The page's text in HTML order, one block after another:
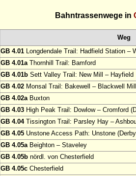
Bahntrassenwege in
Weg
GB 4.01 Longdendale Trail: Hadfield Station –
GB 4.01aThornhill Trail: Bamford
GB 4.01b Sett Valley Trail: New Mill – Hayfield
GB 4.02 Monsal Trail: Bakewell – Blackwell
GB 4.02aBuxton
GB 4.03 High Peak Trail: Dowlow – Cromford
GB 4.04Tissington Trail: Parsley Hay –
GB 4.05 Unstone Access Path: Unstone
GB 4.05aBeighton – Staveley
GB 4.05b nördl. von Chesterfield
GB 4.05c Chesterfield